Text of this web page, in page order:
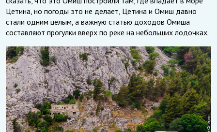
Цетина, но погоды это не делает, Цетина и Омиш давно
стали одним целым, а важную статью доходов Омиша
составляют прогулки вверх по реке на небольших лодочках.